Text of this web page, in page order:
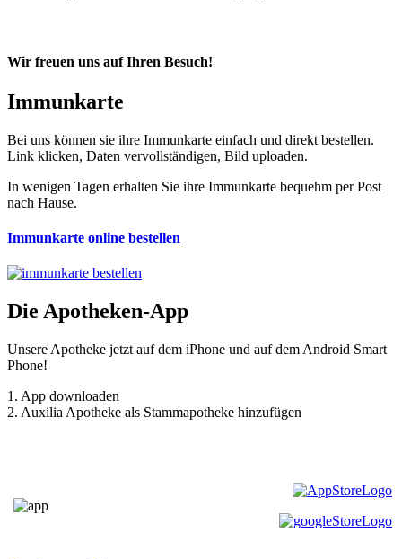
Wir freuen uns auf Ihren Besuch!
Immunkarte
Bei uns können sie ihre Immunkarte einfach und direkt bestellen.
Link klicken, Daten vervollständigen, Bild uploaden.
In wenigen Tagen erhalten Sie ihre Immunkarte bequehm per Post
nach Hause.
Immunkarte online bestellen
Die Apotheken-App
Unsere Apotheke jetzt auf dem iPhone und auf dem Android Smart
Phone!
1. App downloaden
2. Auxilia Apotheke als Stammapotheke hinzufügen